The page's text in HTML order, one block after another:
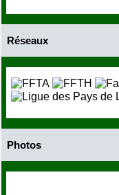
Réseaux
Photos